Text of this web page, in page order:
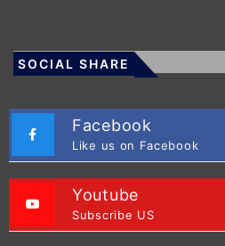
SOCIAL SHARE
Facebook
Like us on Facebook
Youtube
Subscribe US